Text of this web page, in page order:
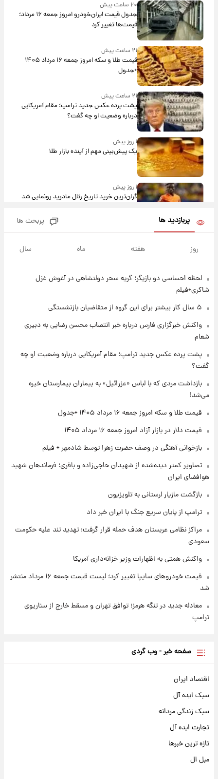
۲۰ ساعت پیش
جدول قیمت ایران‌خودرو امروز جمعه ۱۶ مرداد؛
قیمت‌ها تغییر کرد
۲۱ ساعت پیش
قیمت طلا و سکه امروز جمعه ۱۶ مرداد ۱۴۰۵
+جدول
۲۱ ساعت پیش
پشت پرده عکس جدید ترامپ؛ مقام آمریکایی
درباره وضعیت او چه گفت؟
۱ روز پیش
یک پیش‌بینی مهم از آینده بازار طلا
۱ روز پیش
گران‌ترین خرید تاریخ رئال مادرید رونمایی شد
روزها پربارش‌تر خواهند بود؟
۱ روز پیش
۱ روز پیش
تغییر تند قیمت محصولات ایران‌خودرو و سایپا
امروز پنجشنبه ۱۵ مرداد ۱۴۰۵ +جدول
۱ روز پیش
قیمت طلا و سکه امروز پنجشنبه ۱۵ مرداد ۱۴۰۵
شارژ جدید کالابرگ برای سه دهک؛ جزئیات اعلام
پربازدید ها پربحث ها
روز هفته ماه سال
لحظه احساسی دو بازیگر؛ گریه سحر دولتشاهی در آغوش غزل
شاکری+فیلم
۵ سال کار بیشتر برای این گروه از متقاضیان بازنشستگی
واکنش خبرگزاری فارس درباره خبر انتصاب محسن رضایی به دبیری
شعام
پشت پرده عکس جدید ترامپ؛ مقام آمریکایی درباره وضعیت او چه
گفت؟
بازداشت مردی که با لباس «عزرائیل» به بیماران بیمارستان خیره
می‌شد!
قیمت طلا و سکه امروز جمعه ۱۶ مرداد ۱۴۰۵ +جدول
قیمت دلار در بازار آزاد امروز جمعه ۱۶ مرداد ۱۴۰۵
بازخوانی آهنگی در وصف حضرت زهرا توسط شادمهر + فیلم
تصاویر کمتر دیده‌شده از شهیدان حاجی‌زاده و باقری؛ فرماندهان شهید
هوافضای ایران
بازگشت مازیار لرستانی به تلویزیون
ترامپ از پایان سریع جنگ با ایران خبر داد
مراکز نظامی عربستان هدف حمله قرار گرفت؛ تهدید تند علیه حکومت
سعودی
واکنش همتی به اظهارات وزیر خزانه‌داری آمریکا
قیمت خودروهای سایپا تغییر کرد؛ لیست قیمت جمعه ۱۶ مرداد منتشر
شد
معادله جدید در تنگه هرمز؛ توافق تهران و مسقط خارج از سناریوی
ترامپ
صفحه خبر - وب گردی
اقتصاد ایران
سبک ایده آل
سبک زندگی مردانه
تجارت ایده آل
تازه ترین خبرها
مبل ال